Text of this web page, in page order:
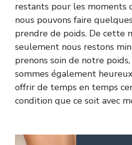
restants pour les moments
nous pouvons faire
prendre de poids. De cette
seulement nous restons
prenons soin de notre poids,
sommes également
offrir de temps en temps
condition que ce soit avec